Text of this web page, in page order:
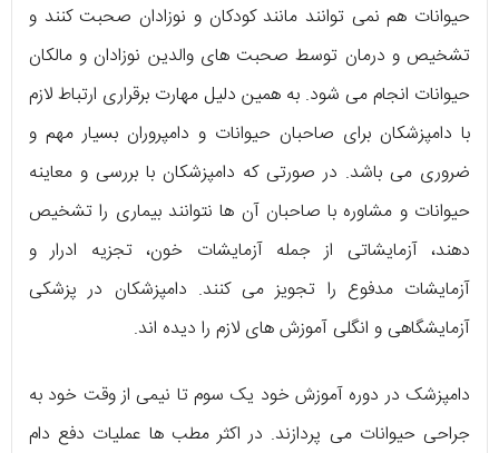
حیوانات هم نمی توانند مانند کودکان و نوزادان صحبت کنند و
تشخیص و درمان توسط صحبت های والدین نوزادان و مالکان
حیوانات انجام می شود. به همین دلیل مهارت برقراری ارتباط لازم
با دامپزشکان برای صاحبان حیوانات و دامپروران بسیار مهم و
ضروری می باشد. در صورتی که دامپزشکان با بررسی و معاینه
حیوانات و مشاوره با صاحبان آن ها نتوانند بیماری را تشخیص
دهند، آزمایشاتی از جمله آزمایشات خون، تجزیه ادرار و
آزمایشات مدفوع را تجویز می کنند. دامپزشکان در پزشکی
آزمایشگاهی و انگلی آموزش های لازم را دیده اند.
دامپزشک در دوره آموزش خود یک سوم تا نیمی از وقت خود به
جراحی حیوانات می پردازند. در اکثر مطب ها عملیات دفع دام